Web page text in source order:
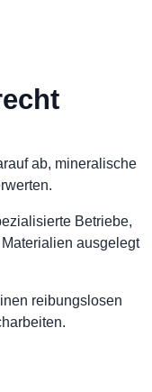
ab, mineralische
Betriebe,
ausgelegt
reibungslosen